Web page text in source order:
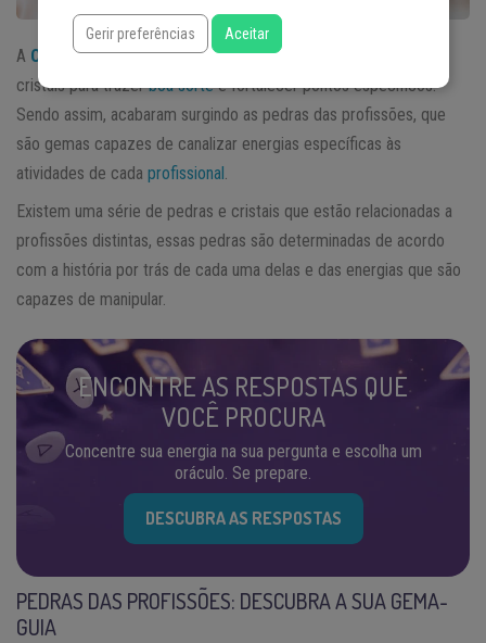
A Cristaloterapiaé uma arte que utiliza do poder de
cristais para trazerboa sortee fortalecer pontos específicos.
Sendo assim, acabaram surgindo as pedras das profissões, que
são gemas capazes de canalizar energias específicas às
atividades de cada profissional
Existem uma série de pedras e cristais que estão relacionadas a
profissões distintas, essas pedras são determinadas de acordo
com a história por trás de cada uma delas e das energias que são
capazes de manipular.
ENCONTRE AS RESPOSTAS QUE
VOCÊ PROCURA
Concentre sua energia na sua pergunta e escolha um
oráculo. Se prepare.
DESCUBRA AS RESPOSTAS
PEDRAS DAS PROFISSÕES: DESCUBRA A SUA GEMA-
GUIA
Gerir preferências Aceitar